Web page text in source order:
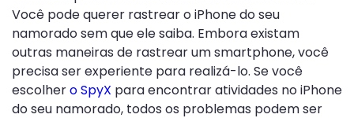
Você pode querer rastrear o iPhone do seu
namorado sem que ele saiba. Embora existam
outras maneiras de rastrear um smartphone, você
precisa ser experiente para realizá-lo. Se você
escolhero SpyX para encontrar atividades no iPhone
do seu namorado, todos os problemas podem ser